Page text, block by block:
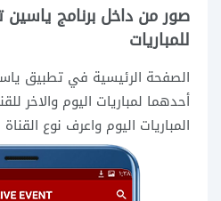
صور من داخل برنامج
للمباريات
الصفحة الرئيسية في تطبيق
أحدهما لمباريات اليوم والاخر
المباريات اليوم واعرف نوع